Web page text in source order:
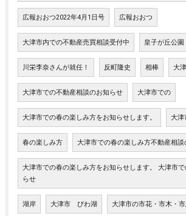
広報おおつ2022年4月1日号 広報おおつ
大津市内での不動産売買相談受付中 皇子が丘公
川栄李奈さんが就任！ 反町隆史 相棒 大
大津市での不動産相談のお知らせ 大津市での
大津市での春の楽しみ方をお知らせします。 大津
春の楽しみ方 大津市での春の楽しみ方不動産相談
大津市での春の楽しみ方をお知らせします。 大津市
らせ
湖岸 大津市 びわ湖 大津市の市花・市木・市